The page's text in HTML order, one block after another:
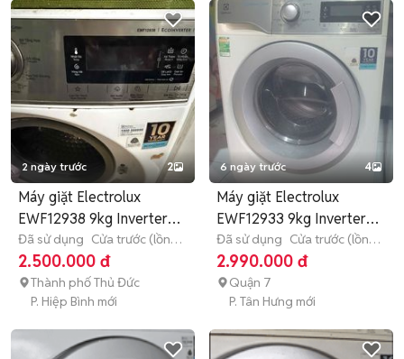
2 ngày trước 2
Máy giặt Electrolux
EWF12938 9kg Inverter
Trắng
Đã sử dụng Cửa trước (lồng
ngang) 9 - 9.9 kg
2.500.000 đ
Thành phố Thủ Đức
P. Hiệp Bình mới
6 ngày trước 4
Máy giặt Electrolux
EWF12933 9kg Inverter
Trắng
Đã sử dụng Cửa trước (lồng
ngang) 9 - 9.9 kg
2.990.000 đ
Quận 7
P. Tân Hưng mới